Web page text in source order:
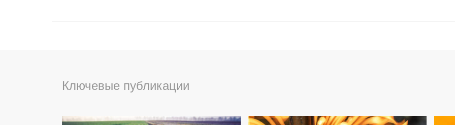
Ключевые публикации